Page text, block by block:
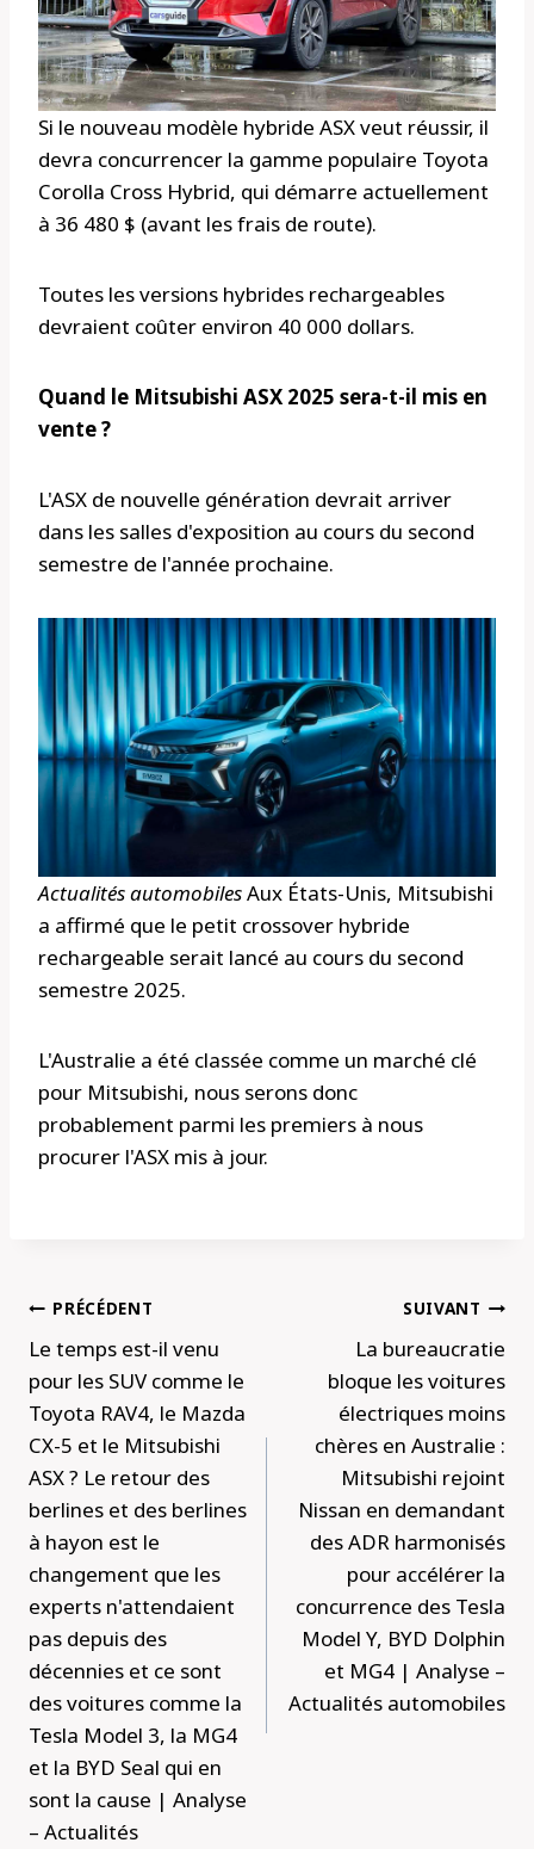
Si le nouveau modèle hybride ASX veut réussir, il
devra concurrencer la gamme populaire Toyota
Corolla Cross Hybrid, qui démarre actuellement
à 36 480 $ (avant les frais de route).
Toutes les versions hybrides rechargeables
devraient coûter environ 40 000 dollars.
Quand le Mitsubishi ASX 2025 sera-t-il mis en
vente ?
L'ASX de nouvelle génération devrait arriver
dans les salles d'exposition au cours du second
semestre de l'année prochaine.
Actualités automobilesAux États-Unis, Mitsubishi
a affirmé que le petit crossover hybride
rechargeable serait lancé au cours du second
semestre 2025.
L'Australie a été classée comme un marché clé
pour Mitsubishi, nous serons donc
probablement parmi les premiers à nous
procurer l'ASX mis à jour.
Navigation
de
l’article
PRÉCÉDENT
Le temps est-il venu
pour les SUV comme le
Toyota RAV4, le Mazda
CX-5 et le Mitsubishi
ASX ? Le retour des
berlines et des berlines
à hayon est le
changement que les
experts n'attendaient
pas depuis des
décennies et ce sont
des voitures comme la
Tesla Model 3, la MG4
et la BYD Seal qui en
sont la cause | Analyse
– Actualités
SUIVANT
La bureaucratie
bloque les voitures
électriques moins
chères en Australie :
Mitsubishi rejoint
Nissan en demandant
des ADR harmonisés
pour accélérer la
concurrence des Tesla
Model Y, BYD Dolphin
et MG4 | Analyse –
Actualités automobiles